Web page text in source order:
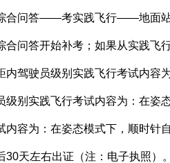
合问答——考实践飞行——地面站/
合问答开始补考；如果从实践飞
内驾驶员级别实践飞行考试内容
级别实践飞行考试内容为：在姿
内容为：在姿态模式下，顺时针
天左右出证（注：电子执照）。